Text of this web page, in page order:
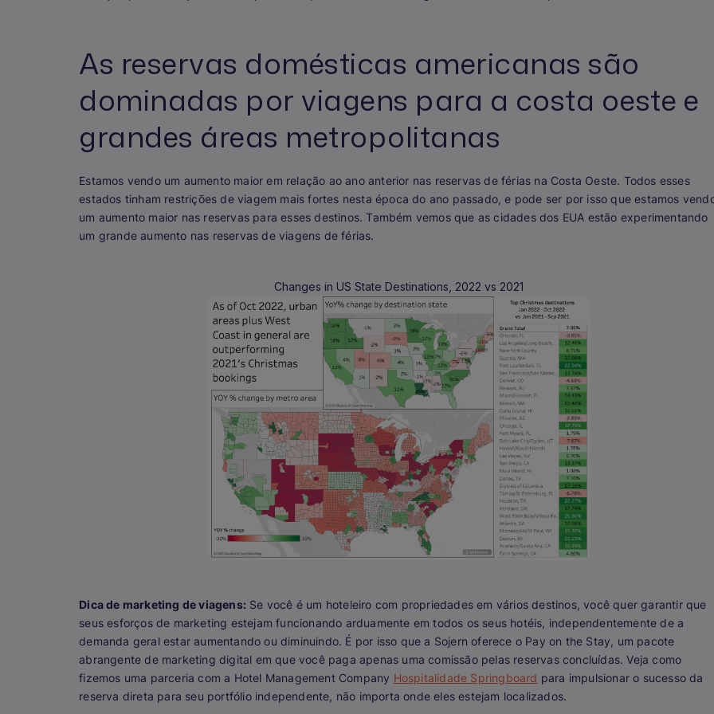
As reservas domésticas americanas são
dominadas por viagens para a costa oeste e
grandes áreas metropolitanas
Estamos vendo um aumento maior em relação ao ano anterior nas reservas de férias na Costa Oeste. Todos esses
estados tinham restrições de viagem mais fortes nesta época do ano passado, e pode ser por isso que estamos
um aumento maior nas reservas para esses destinos. Também vemos que as cidades dos EUA estão experimentando
um grande aumento nas reservas de viagens de férias.
Changes in US State Destinations, 2022 vs 2021
Dica de marketing de viagens: Se você é um hoteleiro com propriedades em vários destinos, você quer garantir que
seus esforços de marketing estejam funcionando arduamente em todos os seus hotéis, independentemente de a
demanda geral estar aumentando ou diminuindo. É por isso que a Sojern oferece o Pay on the Stay, um pacote
abrangente de marketing digital em que você paga apenas uma comissão pelas reservas concluídas. Veja como
fizemos uma parceria com a Hotel Management Company Hospitalidade Springboard para impulsionar o sucesso da
reserva direta para seu portfólio independente, não importa onde eles estejam localizados.